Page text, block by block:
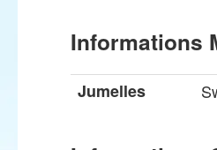
Informations
Jumelles